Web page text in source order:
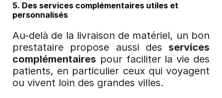
5. Des services complémentaires utiles et
personnalisés
Au-delà de la livraison de matériel, un bon
prestataire propose aussi des services
complémentaires pour faciliter la vie des
patients, en particulier ceux qui voyagent
ou vivent loin des grandes villes.